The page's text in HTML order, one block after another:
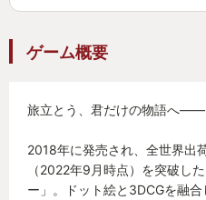
かつて勝新太郎が言って
る」と。本作は宝が満載だ
ゼルダの伝説を知らない
むのもいいが、あまりに
え回収されればOKみたい
なんて所詮おまけだ。シ
けて2倍のジャンプして3
ーになるんだよ。そんな
い。
ゲーム概要
旅立とう、君だけの物語へ――
2018年に発売され、全世界出
（2022年9月時点）を突破し
ー」。ドット絵と3DCGを融